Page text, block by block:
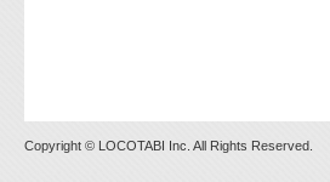
Copyright © LOCOTABI Inc. All Rights Reserved.